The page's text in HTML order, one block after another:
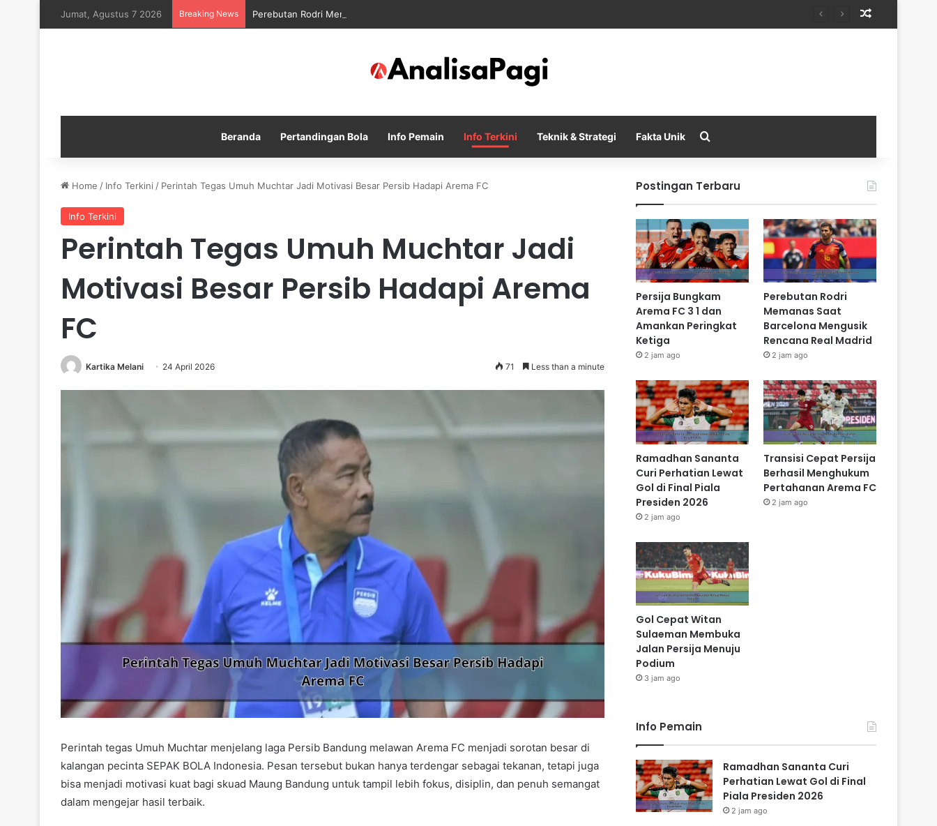
Jumat, Agustus 7 2026 Breaking News Perebutan Rodri Memanas Saat Barcelona Mengusik Rencana Real Madrid
Beranda Pertandingan Bola Info Pemain Info Terkini Teknik & Strategi Fakta Unik
Home / Info Terkini / Perintah Tegas Umuh Muchtar Jadi Motivasi Besar Persib Hadapi Arema FC
Info Terkini
Perintah Tegas Umuh Muchtar Jadi
Motivasi Besar Persib Hadapi Arema
FC
Kartika Melani 24 April 2026 71 Less than a minute
Perintah tegas Umuh Muchtar menjelang laga Persib Bandung melawan Arema FC menjadi sorotan besar di
kalangan pecinta SEPAK BOLA Indonesia. Pesan tersebut bukan hanya terdengar sebagai tekanan, tetapi juga
bisa menjadi motivasi kuat bagi skuad Maung Bandung untuk tampil lebih fokus, disiplin, dan penuh semangat
dalam mengejar hasil terbaik.
Postingan Terbaru
Persija Bungkam
Arema FC 3 1 dan
Amankan Peringkat
Ketiga
2 jam ago
Perebutan Rodri
Memanas Saat
Barcelona Mengusik
Rencana Real Madrid
2 jam ago
Ramadhan Sananta
Curi Perhatian Lewat
Gol di Final Piala
Presiden 2026
2 jam ago
Transisi Cepat Persija
Berhasil Menghukum
Pertahanan Arema FC
2 jam ago
Gol Cepat Witan
Sulaeman Membuka
Jalan Persija Menuju
Podium
3 jam ago
Info Pemain
Ramadhan Sananta Curi
Perhatian Lewat Gol di Final
Piala Presiden 2026
2 jam ago